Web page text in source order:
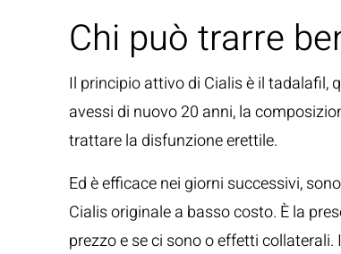
Chi può trarre
Il principio attivo di Cialis è il tadalafil,
avessi di nuovo 20 anni, la
trattare la disfunzione erettile.
Ed è efficace nei giorni successivi,
Cialis originale a basso costo. È la
prezzo e se ci sono o effetti